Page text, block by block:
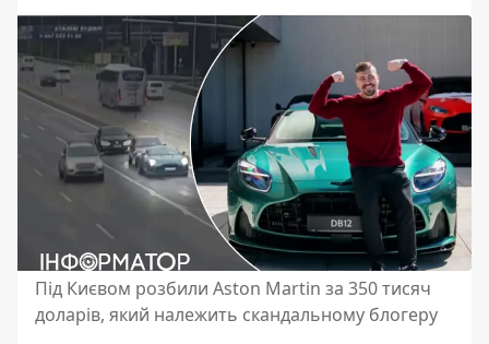
Під Києвом розбили Aston Martin за 350 тисяч
доларів, який належить скандальному блогеру